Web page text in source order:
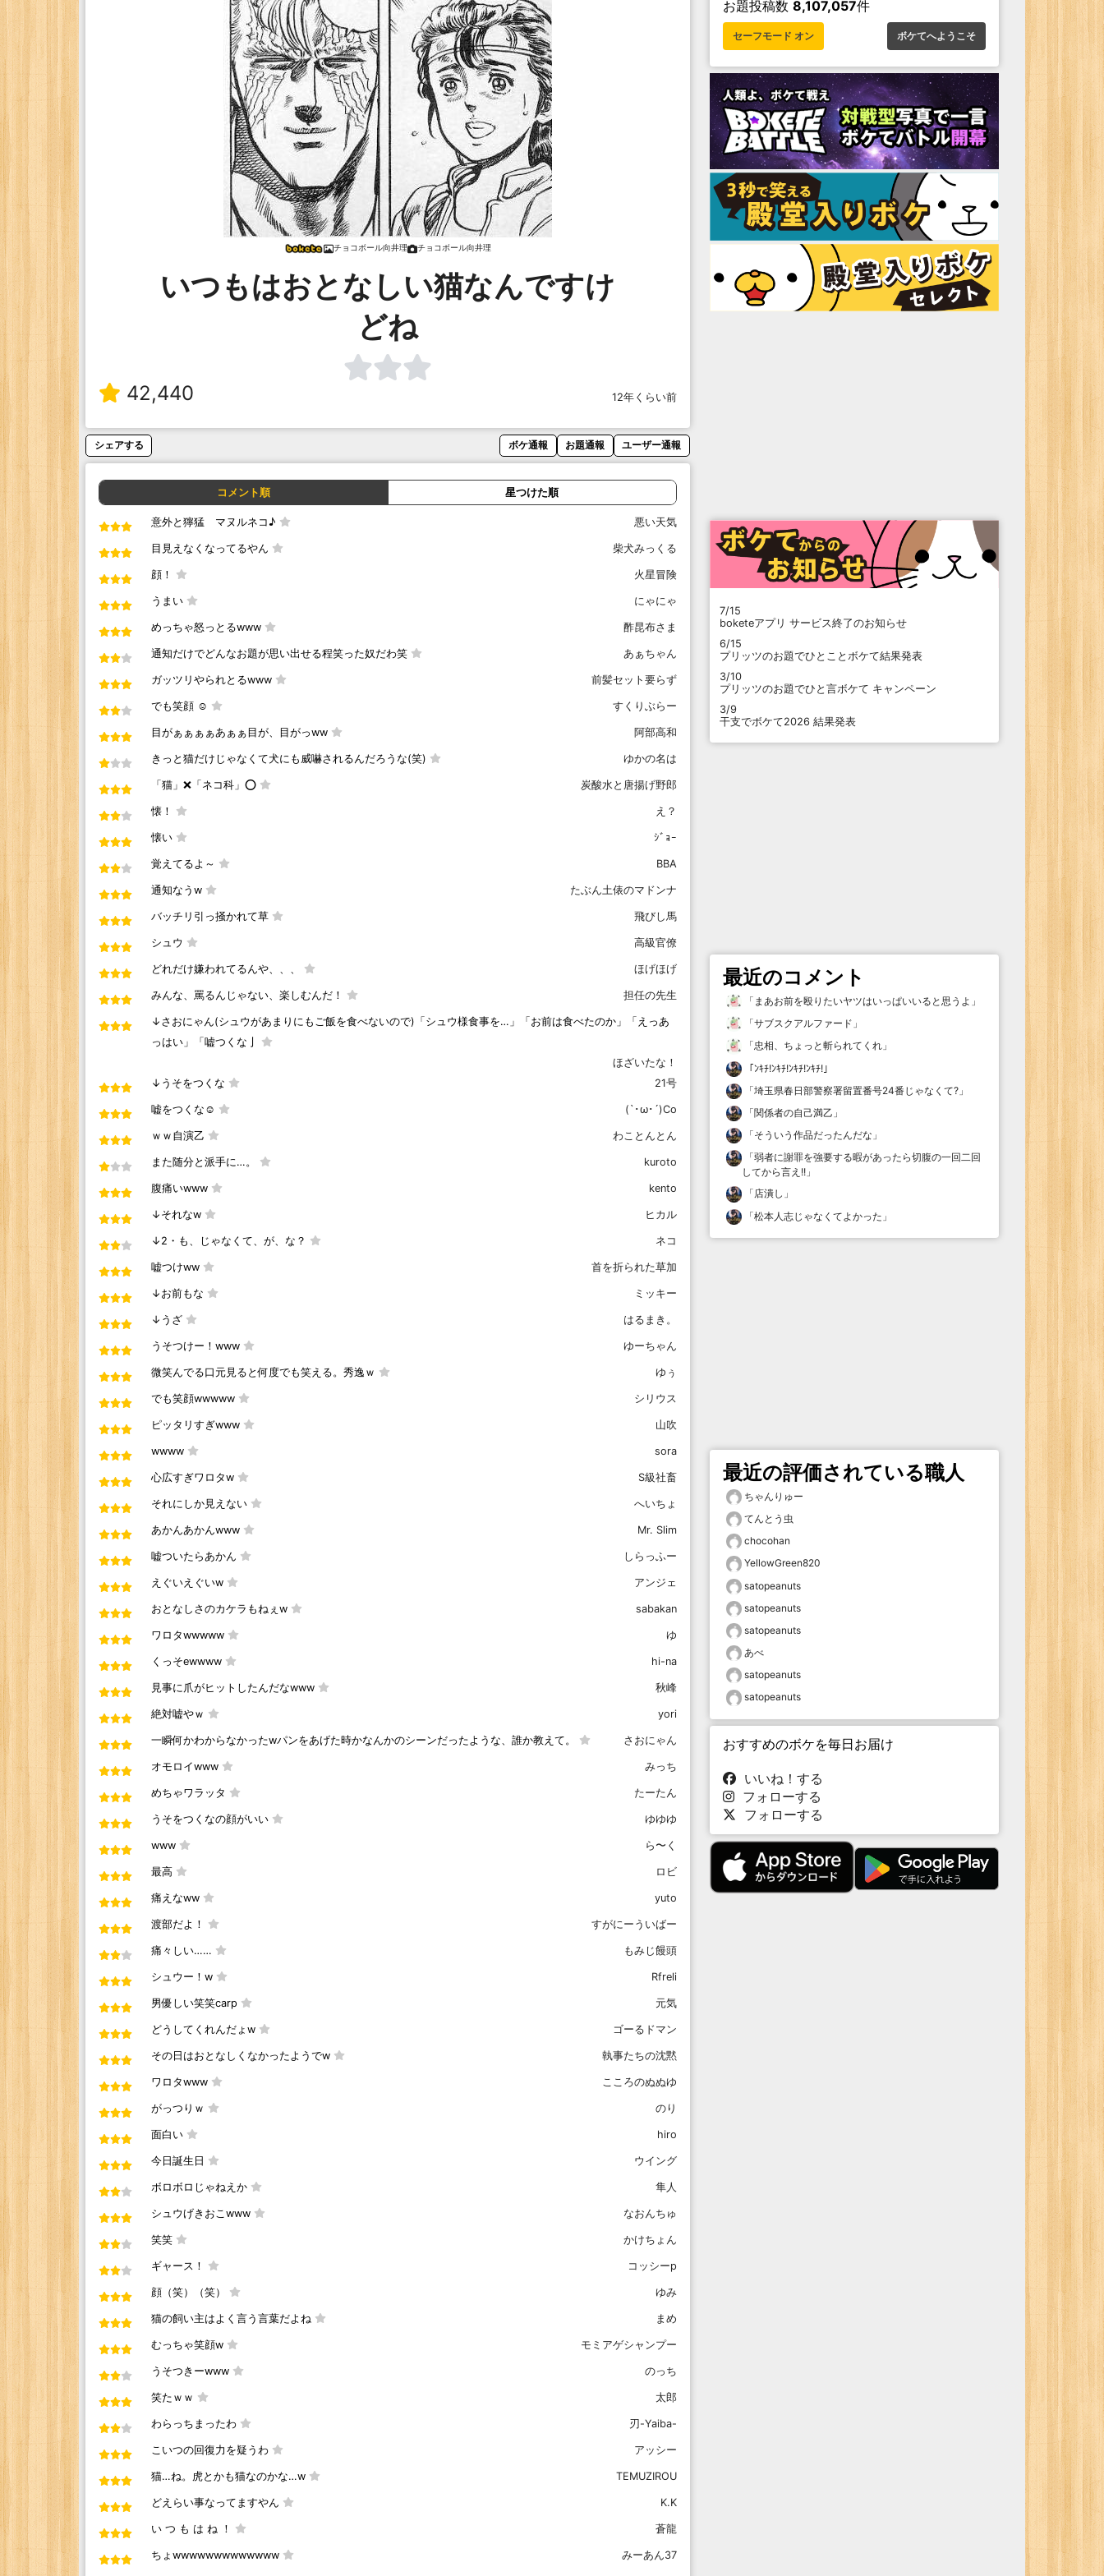
チョコボール向井理 チョコボール向井理
いつもはおとなしい猫なんですけ
どね
42,440 12年くらい前
シェアする ボケ通報 お題通報 ユーザー通報
コメント順 星つけた順
意外と獰猛 マヌルネコ♪ 悪い天気
目見えなくなってるやん 柴犬みっくる
顔！ 火星冒険
うまい にゃにゃ
めっちゃ怒っとるwww 酢昆布さま
通知だけでどんなお題が思い出せる程笑った奴だわ笑 あぁちゃん
ガッツリやられとるwww 前髪セット要らず
でも笑顔 ☺ すくりぶらー
目がぁぁぁぁあぁぁ目が、目がっww 阿部高和
きっと猫だけじゃなくて犬にも威嚇されるんだろうな(笑) ゆかの名は
「猫」❌「ネコ科」⭕️ 炭酸水と唐揚げ野郎
懐！ え？
懐い ｼﾞｮｰ
覚えてるよ～ BBA
通知なうw たぶん土俵のマドンナ
バッチリ引っ掻かれて草 飛びし馬
シュウ 高級官僚
どれだけ嫌われてるんや、、、 ほげほげ
みんな、罵るんじゃない、楽しむんだ！ 担任の先生
↓さおにゃん(シュウがあまりにもご飯を食べないので)「シュウ様食事を…」「お前は食べたのか」「えっあ
っはい」「嘘つくな亅
ほざいたな！
↓うそをつくな
21号
嘘をつくな☺️ (`･ω･´)Co
ｗｗ自演乙 わことんとん
また随分と派手に…。 kuroto
腹痛いwww kento
↓それなw ヒカル
↓2・も、じゃなくて、が、な？ ネコ
嘘つけww 首を折られた草加
↓お前もな ミッキー
↓うざ はるまき。
うそつけー！www ゆーちゃん
微笑んでる口元見ると何度でも笑える。秀逸ｗ ゆぅ
でも笑顔wwwww シリウス
ピッタリすぎwww 山吹
wwww sora
心広すぎワロタw S級社畜
それにしか見えない へいちょ
あかんあかんwww Mr. Slim
嘘ついたらあかん しらっふー
えぐいえぐいw アンジェ
おとなしさのカケラもねぇw sabakan
ワロタwwwww ゆ
くっそewwww hi-na
見事に爪がヒットしたんだなwww 秋峰
絶対嘘やｗ yori
一瞬何かわからなかったwパンをあげた時かなんかのシーンだったような、誰か教えて。 さおにゃん
オモロイwww みっち
めちゃワラッタ たーたん
うそをつくなの顔がいい ゆゆゆ
www ら〜く
最高 ロビ
痛えなww yuto
渡部だよ！ すがにーういばー
痛々しい…… もみじ饅頭
シュウー！w Rfreli
男優しい笑笑carp 元気
どうしてくれんだょw ゴーるドマン
その日はおとなしくなかったようでw 執事たちの沈黙
ワロタwww こころのぬぬゆ
がっつりｗ のり
面白い hiro
今日誕生日 ウイング
ボロボロじゃねえか 隼人
シュウげきおこwww なおんちゅ
笑笑 かけちょん
ギャース！ コッシーp
顔（笑）（笑） ゆみ
猫の飼い主はよく言う言葉だよね まめ
むっちゃ笑顔w モミアゲシャンプー
うそつきーwww のっち
笑たｗｗ 太郎
わらっちまったわ 刃-Yaiba-
こいつの回復力を疑うわ アッシー
猫…ね。虎とかも猫なのかな…w TEMUZIROU
どえらい事なってますやん K.K
い つ も は ね ！ 蒼龍
ちょwwwwwwwwwwwww みーあん37
お題投稿数 8,107,057件
セーフモード オン ボケてへようこそ
7/15
boketeアプリ サービス終了のお知らせ
6/15
プリッツのお題でひとことボケて結果発表
3/10
プリッツのお題でひと言ボケて キャンペーン
3/9
干支でボケて2026 結果発表
最近のコメント
「 まあお前を殴りたいヤツはいっぱいいると思うよ 」
「サブスクアルファード 」
「忠相、ちょっと斬られてくれ 」
「ﾝｷﾁ!ﾝｷﾁ!ﾝｷﾁ!ﾝｷﾁ! 」
「埼玉県春日部警察署留置番号24番じゃなくて? 」
「関係者の自己満乙 」
「そういう作品だったんだな 」
「弱者に謝罪を強要する暇があったら切腹の一回二回
してから言え!! 」
「店潰し 」
「松本人志じゃなくてよかった 」
最近の評価されている職人
ちゃんりゅー
てんとう虫
chocohan
YellowGreen820
satopeanuts
satopeanuts
satopeanuts
あべ
satopeanuts
satopeanuts
おすすめのボケを毎日お届け
いいね！する
フォローする
フォローする